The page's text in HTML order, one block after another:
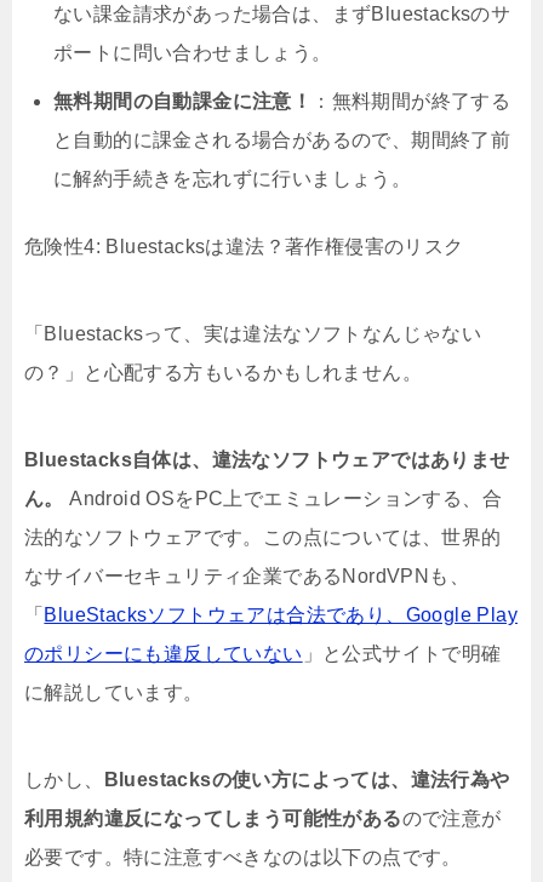
ない課金請求があった場合は、まずBluestacksのサ
ポートに問い合わせましょう。
無料期間の自動課金に注意！
：無料期間が終了する
と自動的に課金される場合があるので、期間終了前
に解約手続きを忘れずに行いましょう。
危険性4: Bluestacksは違法？著作権侵害のリスク
「Bluestacksって、実は違法なソフトなんじゃない
の？」と心配する方もいるかもしれません。
Bluestacks自体は、違法なソフトウェアではありませ
ん。
Android OSをPC上でエミュレーションする、合
法的なソフトウェアです。この点については、世界的
なサイバーセキュリティ企業であるNordVPNも、
「 BlueStacksソフトウェアは合法であり、Google Play
のポリシーにも違反していない 」と公式サイトで明確
に解説しています。
しかし、
Bluestacksの使い方によっては、違法行為や
利用規約違反になってしまう可能性があるので注意が
必要です。特に注意すべきなのは以下の点です。